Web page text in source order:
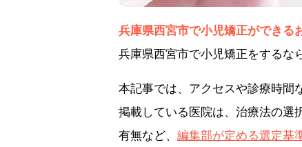
兵庫県西宮市で小児矯正ができる
兵庫県西宮市で小児矯正をするな
本記事では、アクセスや診療時間
掲載している医院は、治療法の選
有無など、 編集部が定める選定基